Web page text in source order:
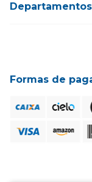
Departamentos
Formas de